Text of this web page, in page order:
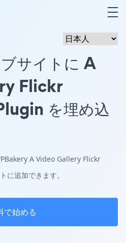
サイトに A
Flickr
を埋め込
A Video Gallery Flickr
に追加できます。
で始める